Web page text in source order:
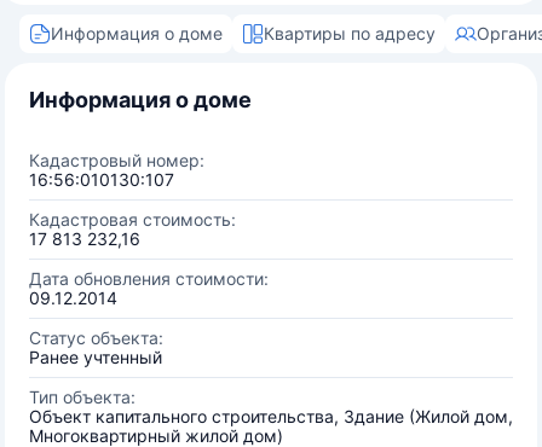
Информация о доме Квартиры по адресу
Информация о доме
Кадастровый номер:
16:56:010130:107
Кадастровая стоимость:
17 813 232,16
Дата обновления стоимости:
09.12.2014
Статус объекта:
Ранее учтенный
Тип объекта:
Объект капитального строительства, Здание (Жилой дом,
Многоквартирный жилой дом)